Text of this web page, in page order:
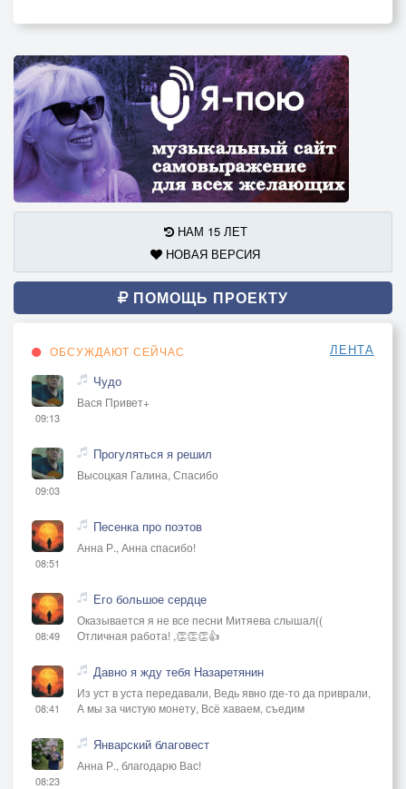
НАМ 15 ЛЕТ
НОВАЯ ВЕРСИЯ
ПОМОЩЬ ПРОЕКТУ
ОБСУЖДАЮТ СЕЙЧАС ЛЕНТА
09:13
Чудо
Вася Привет+
09:03
Прогуляться я решил
Высоцкая Галина, Спасибо
08:51
Песенка про поэтов
Анна Р., Анна спасибо!
08:49
Его большое сердце
Оказывается я не все песни Митяева слышал((
Отличная работа! ,👏👏👏👍
08:41
Давно я жду тебя Назаретянин
Из уст в уста передавали, Ведь явно где-то да приврали,
А мы за чистую монету, Всё хаваем, съедим
08:23
Январский благовест
Анна Р., благодарю Вас!